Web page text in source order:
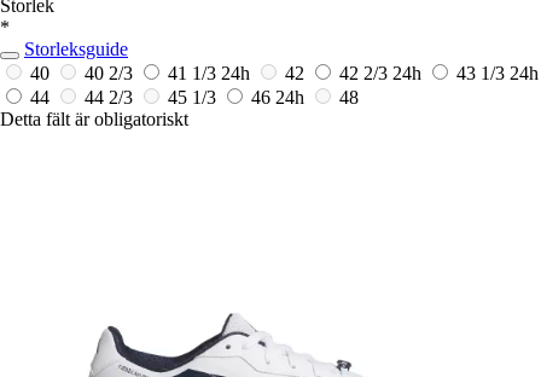
Storlek
*
Storleksguide
40
40 2/3 41 1/3 24h 42 42 2/3 24h 43 1/3 24h
44
44 2/3 45 1/3 46 24h
48
Detta fält är obligatoriskt